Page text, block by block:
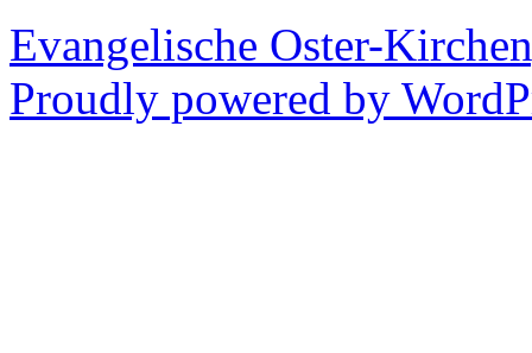
Evangelische Oster-
Proudly powered by